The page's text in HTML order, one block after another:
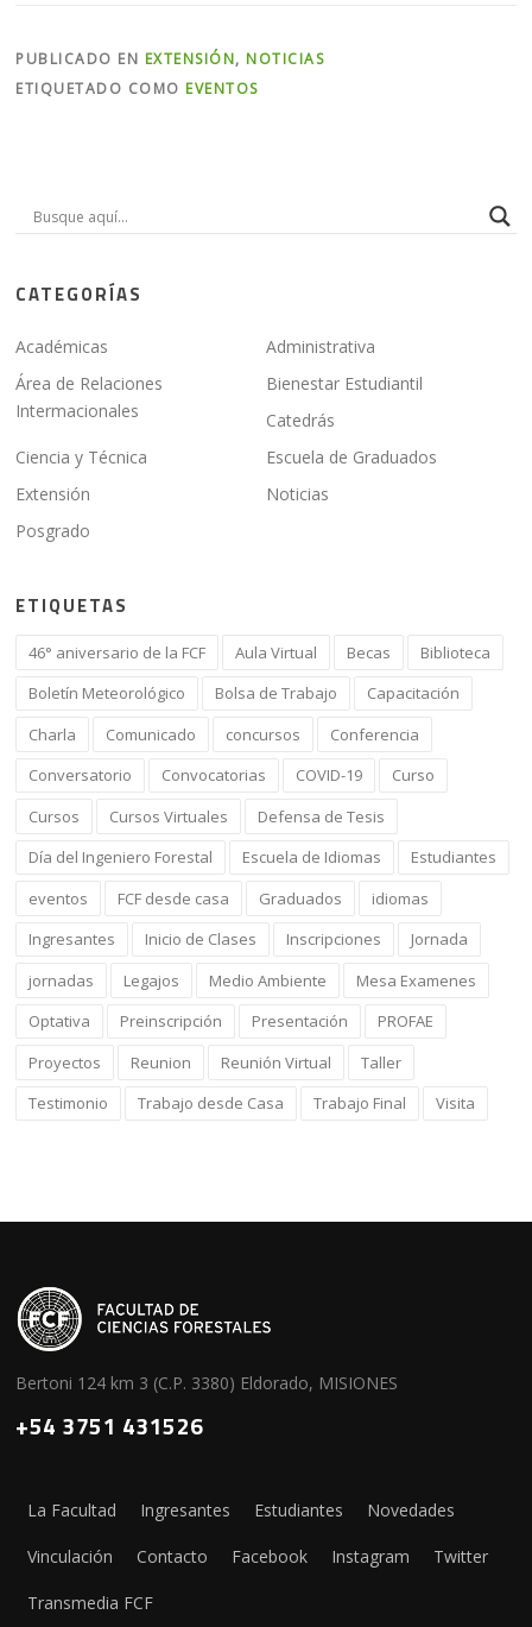
PUBLICADO EN EXTENSIÓN, NOTICIAS
ETIQUETADO COMO EVENTOS
CATEGORÍAS
Académicas
Administrativa
Área de Relaciones
Intermacionales
Bienestar Estudiantil
Catedrás
Ciencia y Técnica
Escuela de Graduados
Extensión
Noticias
Posgrado
ETIQUETAS
46° aniversario de la FCF Aula Virtual Becas
Biblioteca
Boletín Meteorológico
Bolsa de Trabajo
Capacitación
Charla
Comunicado concursos
Conferencia
Conversatorio
Convocatorias COVID-19
Curso
Cursos
Cursos Virtuales
Defensa de Tesis
Día del Ingeniero Forestal
Escuela de Idiomas
Estudiantes
eventos
FCF desde casa Graduados
idiomas
Ingresantes
Inicio de Clases Inscripciones
Jornada
jornadas
Legajos Medio Ambiente
Mesa Examenes
Optativa
Preinscripción Presentación
PROFAE
Proyectos
Reunion Reunión Virtual
Taller
Testimonio
Trabajo desde Casa Trabajo Final Visita
Bertoni 124 km 3 (C.P. 3380) Eldorado, MISIONES
+54 3751 431526
La Facultad Ingresantes Estudiantes Novedades
Vinculación Contacto Facebook Instagram Twitter
Transmedia FCF